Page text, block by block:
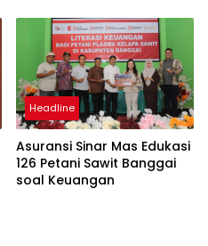
Headline
Asuransi Sinar Mas Edukasi
126 Petani Sawit Banggai
soal Keuangan